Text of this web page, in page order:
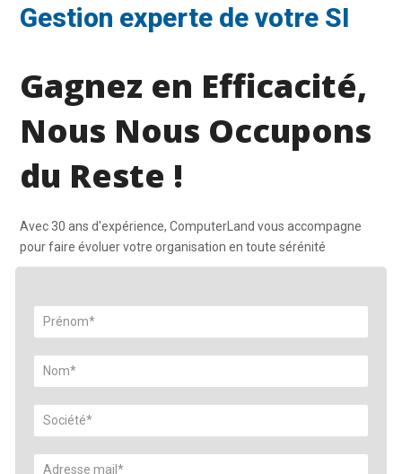
Gestion experte de votre SI
Gagnez en Efficacité,
Nous Nous Occupons
du Reste !
Avec 30 ans d'expérience, ComputerLand vous accompagne
pour faire évoluer votre organisation en toute sérénité